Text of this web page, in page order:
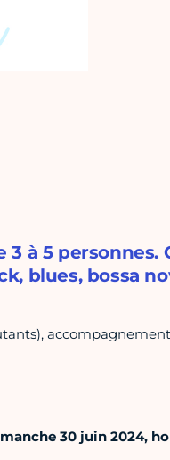
à 5 personnes.
blues, bossa
30 juin 2024,